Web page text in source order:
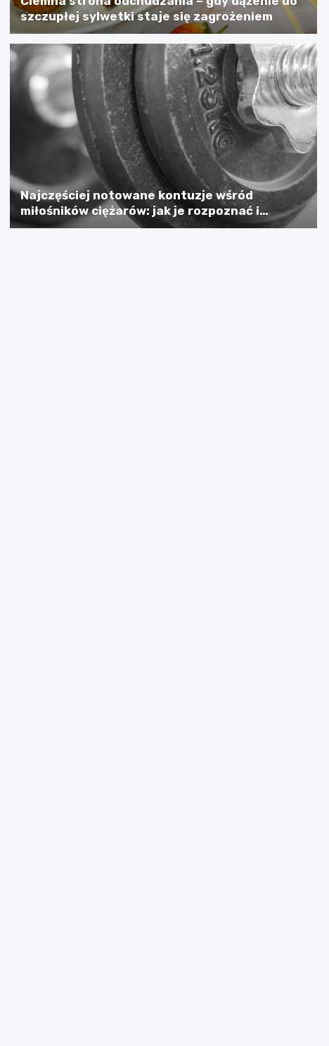
szczupłej sylwetki staje się zagrożeniem
Najczęściej notowane kontuzje wśród
miłośników ciężarów: jak je rozpoznać i
zapobiegać?